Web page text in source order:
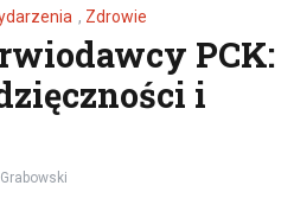
, Zdrowie
PCK:
i